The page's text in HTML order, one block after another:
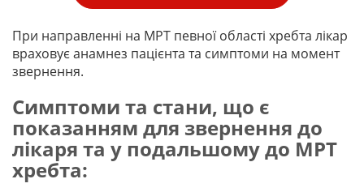
При направленні на МРТ певної області хребта лікар
враховує анамнез пацієнта та симптоми на момент
звернення.
Симптоми та стани, що є
показанням для звернення до
лікаря та у подальшому до МРТ
хребта: